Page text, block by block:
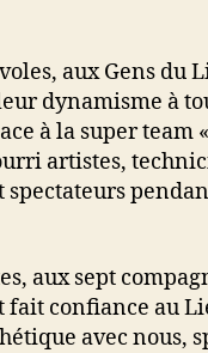
aux Gens du
dynamisme à
à la super team
artistes,
spectateurs
aux sept
fait confiance au
avec nous,